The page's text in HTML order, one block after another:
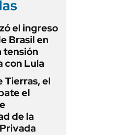
el ingreso
Brasil en
tensión
con Lula
Tierras, el
el
de la